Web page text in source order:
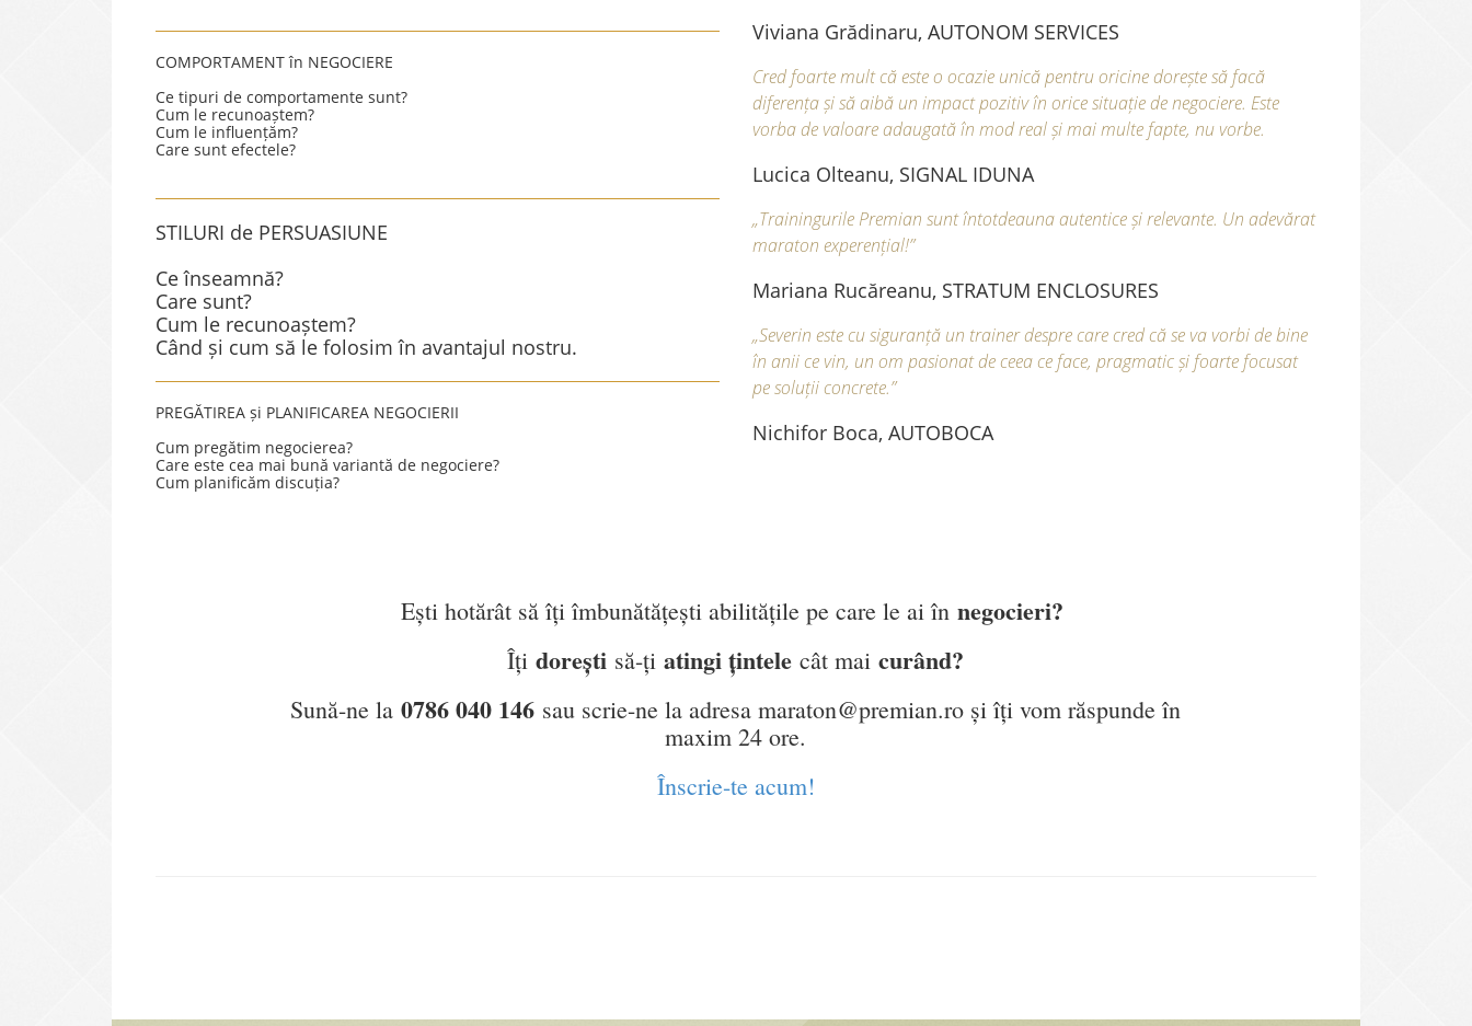
COMPORTAMENT în NEGOCIERE
Ce tipuri de comportamente sunt?
Cum le recunoaștem?
Cum le influențăm?
Care sunt efectele?
STILURI de PERSUASIUNE
Ce înseamnă?
Care sunt?
Cum le recunoaștem?
Când și cum să le folosim în avantajul nostru.
PREGĂTIREA și PLANIFICAREA NEGOCIERII
Cum pregătim negocierea?
Care este cea mai bună variantă de negociere?
Cum planificăm discuția?
Viviana Grădinaru, AUTONOM SERVICES
Cred foarte mult că este o ocazie unică pentru oricine dorește să facă
diferența și să aibă un impact pozitiv în orice situație de negociere. Este
vorba de valoare adaugată în mod real și mai multe fapte, nu vorbe.
Lucica Olteanu, SIGNAL IDUNA
„Trainingurile Premian sunt întotdeauna autentice și relevante. Un adevărat
maraton experențial!”
Mariana Rucăreanu, STRATUM ENCLOSURES
„Severin este cu siguranță un trainer despre care cred că se va vorbi de bine
în anii ce vin, un om pasionat de ceea ce face, pragmatic și foarte focusat
pe soluții concrete.”
Nichifor Boca, AUTOBOCA
Ești hotărât să îți îmbunătățești abilitățile pe care le ai în negocieri?
Îți dorești să-ți atingi țintele cât mai curând?
Sună-ne la0786 040 146 sau scrie-ne la adresa maraton@premian.ro și îți vom răspunde în
maxim 24 ore.
Înscrie-te acum!